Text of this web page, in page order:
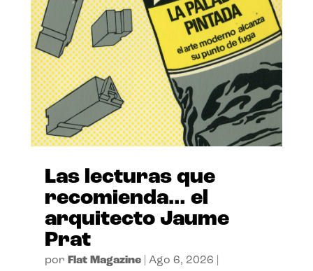
Las lecturas que
recomienda… el
arquitecto Jaume
Prat
por Flat Magazine| Ago 6, 2026